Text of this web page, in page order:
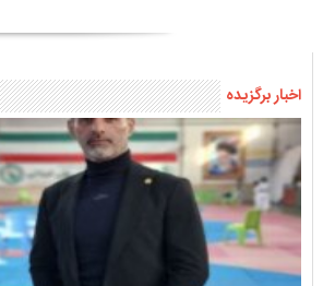
اخبار برگزیده